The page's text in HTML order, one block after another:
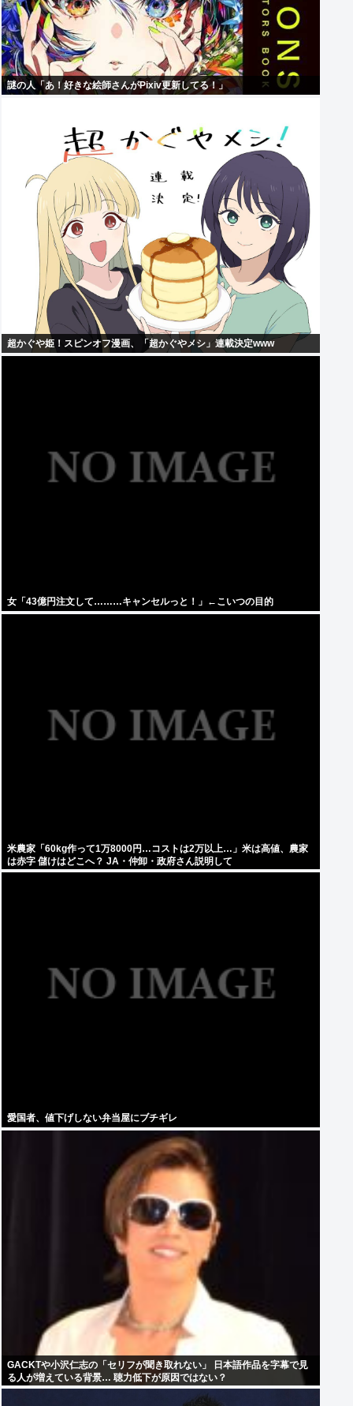
謎の人「あ！好きな絵師さんがPixiv更新してる！」
超かぐや姫！スピンオフ漫画、「超かぐやメシ」連載決定www
女「43億円注文して………キャンセルっと！」←こいつの目的
米農家「60kg作って1万8000円…コストは2万以上…」米は高値、農家
は赤字 儲けはどこへ？ JA・仲卸・政府さん説明して
愛国者、値下げしない弁当屋にブチギレ
GACKTや小沢仁志の「セリフが聞き取れない」 日本語作品を字幕で見
る人が増えている背景… 聴力低下が原因ではない？